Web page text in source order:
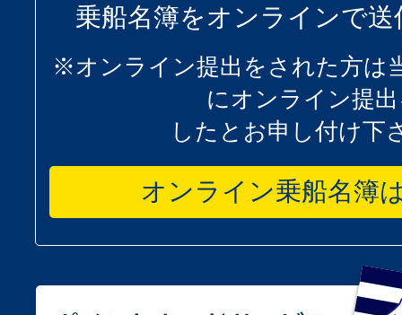
乗船名簿をオンラインで
※オンライン提出をされた方は
にオンライン提
したとお申し付け下
オンライン乗船名簿